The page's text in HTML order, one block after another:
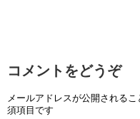
コメントをどうぞ
メールアドレスが公開されるこ
須項目です